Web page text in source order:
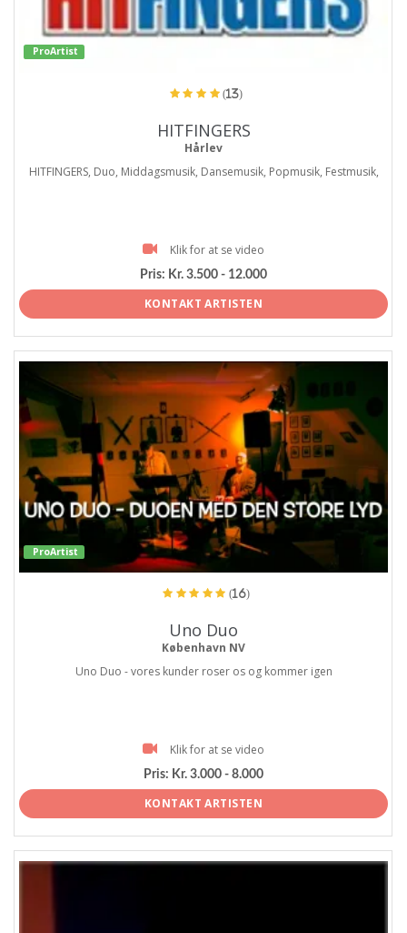
ProArtist
(13)
HITFINGERS
Hårlev
HITFINGERS, Duo, Middagsmusik, Dansemusik, Popmusik, Festmusik,
Klik for at se video
Pris: Kr. 3.500 - 12.000
KONTAKT ARTISTEN
ProArtist
(16)
Uno Duo
København NV
Uno Duo - vores kunder roser os og kommer igen
Klik for at se video
Pris: Kr. 3.000 - 8.000
KONTAKT ARTISTEN